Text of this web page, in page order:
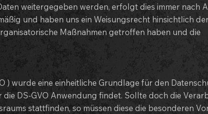
weitergegeben werden, erfolgt dies immer nach
und haben uns ein Weisungsrecht hinsichtlich
Maßnahmen getroffen haben und die
wurde eine einheitliche Grundlage für den
DS-GVO Anwendung findet. Sollte doch die
stattfinden, so müssen diese die besonderen